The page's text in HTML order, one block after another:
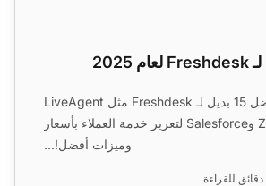
اكتشف أفضل 15 بديل لـ Freshdesk مثل LiveAgent
وZoho Desk وSalesforce لتعزيز خدمة العملاء بأسعار
وميزات أفضل!...